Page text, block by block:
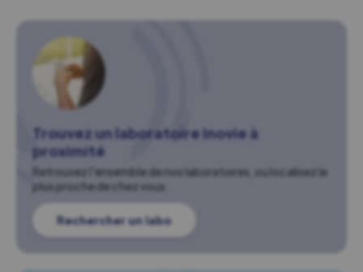
Trouvez un laboratoire Inovie à
proximité
Retrouvez l'ensemble de nos laboratoires, ou localisez le
plus proche de chez vous.
Rechercher un labo